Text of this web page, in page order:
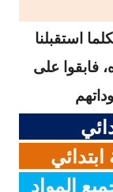
استقبلنا
فابقوا على
ابتدائي
المواد